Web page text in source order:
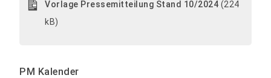
Vorlage Pressemitteilung Stand 10/2024 (224
kB)
PM Kalender